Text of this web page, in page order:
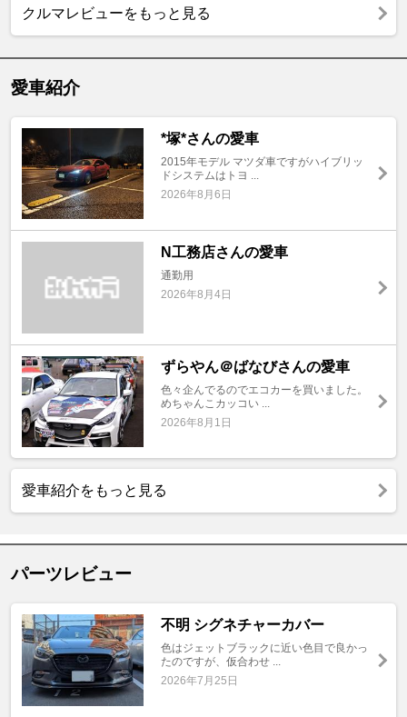
クルマレビューをもっと見る
愛車紹介
*塚*さんの愛車
2015年モデル マツダ車ですがハイブリッ
ドシステムはトヨ ...
2026年8月6日
N工務店さんの愛車
通勤用
2026年8月4日
ずらやん＠ばなびさんの愛車
色々企んでるのでエコカーを買いました。
めちゃんこカッコい ...
2026年8月1日
愛車紹介をもっと見る
パーツレビュー
不明 シグネチャーカバー
色はジェットブラックに近い色目で良かっ
たのですが、仮合わせ ...
2026年7月25日